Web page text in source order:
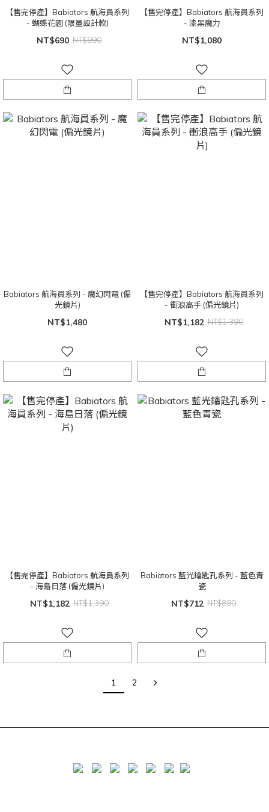
【售完停產】Babiators 航海員系列
- 蝴蝶花園 (限量設計款)
NT$690 NT$990
【售完停產】Babiators 航海員系列
- 漆黑魔力
NT$1,080
Babiators 航海員系列 - 魔幻閃電 (偏
光鏡片)
NT$1,480
【售完停產】Babiators 航海員系列
- 衝浪高手 (偏光鏡片)
NT$1,182 NT$1,390
【售完停產】Babiators 航海員系列
- 海島日落 (偏光鏡片)
NT$1,182 NT$1,390
Babiators 藍光鑰匙孔系列 - 藍色青
瓷
NT$712 NT$890
1 2